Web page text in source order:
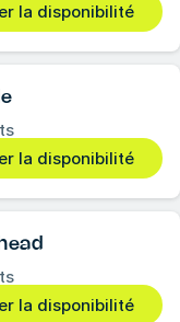
la disponibilité
la disponibilité
la disponibilité